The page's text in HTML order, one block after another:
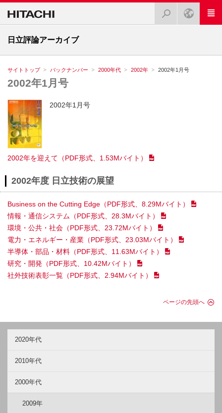
日立評論アーカイブ
サイトトップ バックナンバー 2000年代 2002年 2002年1月号
2002年1月号
2002年1月号
2002年を迎えて （PDF形式、1.53Mバイト）
2002年度 日立技術の展望
Business on the Cutting Edge （PDF形式、8.29Mバイト）
情報・通信システム （PDF形式、28.3Mバイト）
環境・公共・社会 （PDF形式、23.72Mバイト）
電力・エネルギー・産業 （PDF形式、23.03Mバイト）
半導体・部品・材料 （PDF形式、11.63Mバイト）
研究・開発 （PDF形式、10.42Mバイト）
社外技術表彰一覧 （PDF形式、2.94Mバイト）
ページの先頭へ
2020年代
2010年代
2000年代
2009年